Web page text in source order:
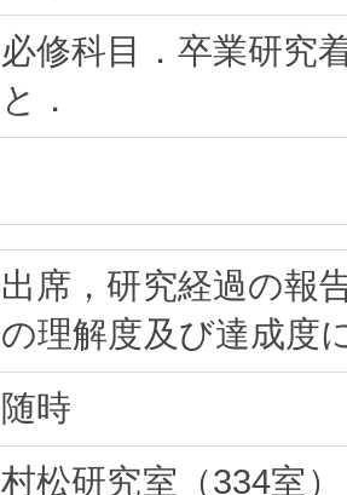
必修科目．卒業研究
出席，研究経過の報
村松研究室（334室